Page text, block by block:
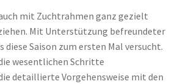
mit Zuchtrahmen ganz gezielt
Mit Unterstützung befreundeter
diese Saison zum ersten Mal versucht.
wesentlichen Schritte
detaillierte Vorgehensweise mit den